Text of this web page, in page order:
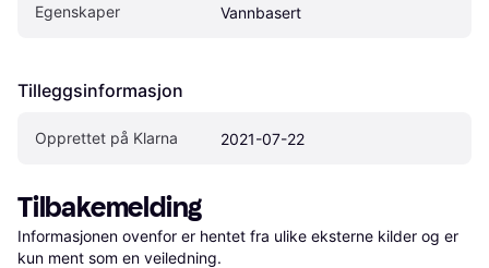
Egenskaper Vannbasert
Tilleggsinformasjon
Opprettet på Klarna 2021-07-22
Tilbakemelding
Informasjonen ovenfor er hentet fra ulike eksterne kilder og er
kun ment som en veiledning.